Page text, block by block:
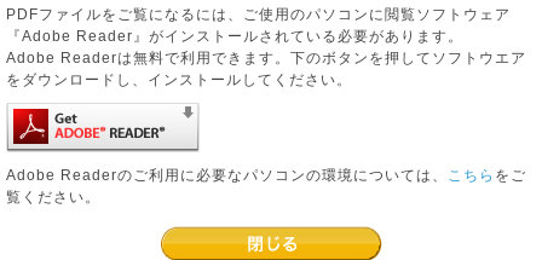
PDFファイルをご覧になるには、ご使用のパソコンに閲覧ソフトウェア
『Adobe Reader』がインストールされている必要があります。
Adobe Readerは無料で利用できます。下のボタンを押してソフトウエア
をダウンロードし、インストールしてください。
Adobe Readerのご利用に必要なパソコンの環境については、 こちら をご
覧ください。